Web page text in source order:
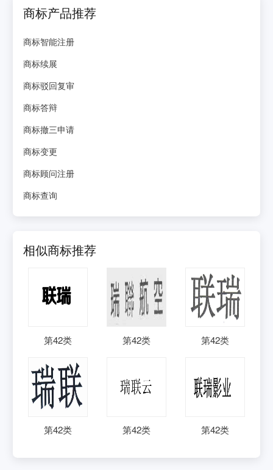
商标产品推荐
商标智能注册
商标续展
商标驳回复审
商标答辩
商标撤三申请
商标变更
商标顾问注册
商标查询
相似商标推荐
第42类 第42类 第42类
第42类 第42类 第42类